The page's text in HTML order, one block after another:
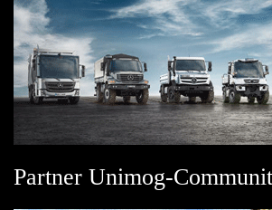
Partner Unimog-